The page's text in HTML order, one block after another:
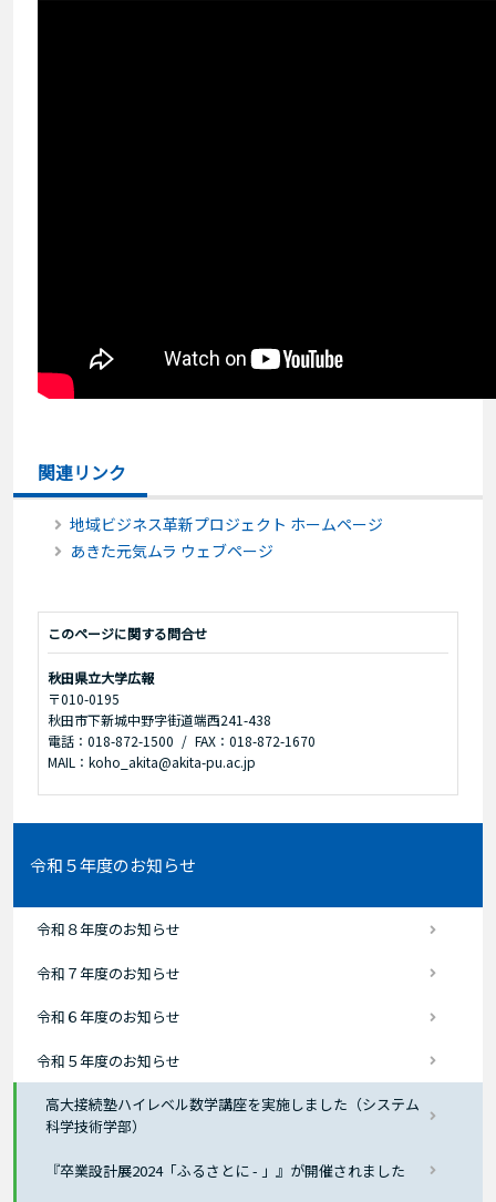
関連リンク
地域ビジネス革新プロジェクト ホームページ
あきた元気ムラ ウェブページ
このページに関する問合せ
秋田県立大学広報
〒010-0195
秋田市下新城中野字街道端西241-438
電話：018-872-1500
FAX：018-872-1670
MAIL：koho_akita@akita-pu.ac.jp
令和５年度のお知らせ
令和８年度のお知らせ
令和７年度のお知らせ
令和６年度のお知らせ
令和５年度のお知らせ
高大接続塾ハイレベル数学講座を実施しました（システム
科学技術学部）
『卒業設計展2024「ふるさとに - 」』が開催されました